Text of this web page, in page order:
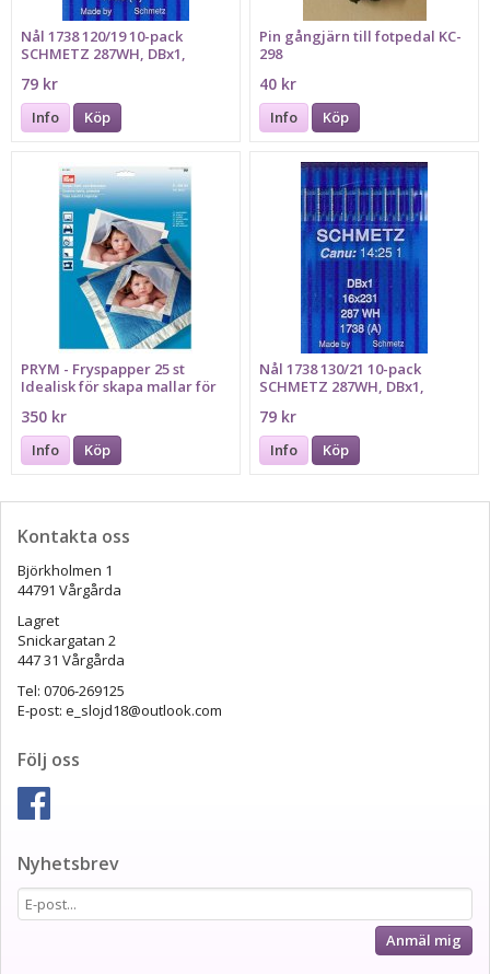
Nål 1738 120/19 10-pack
SCHMETZ 287WH, DBx1,
79 kr
Info Köp
Pin gångjärn till fotpedal KC-
298
40 kr
Info Köp
PRYM - Fryspapper 25 st
Idealisk för skapa mallar för
350 kr
Info Köp
Nål 1738 130/21 10-pack
SCHMETZ 287WH, DBx1,
79 kr
Info Köp
Kontakta oss
Björkholmen 1
44791 Vårgårda
Lagret
Snickargatan 2
447 31 Vårgårda
Tel: 0706-269125
E-post: e_slojd18@outlook.com
Följ oss
Nyhetsbrev
Anmäl mig